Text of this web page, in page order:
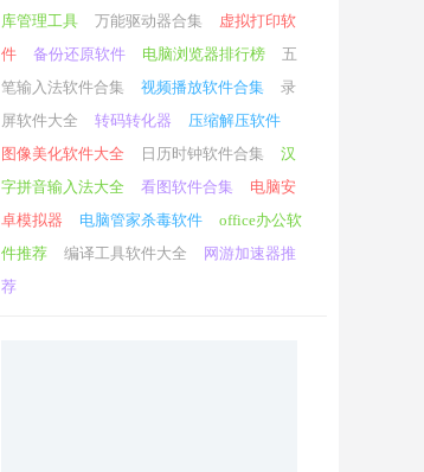
库管理工具
万能驱动器合集
虚拟打印软
件
备份还原软件 电脑浏览器排行榜
五
笔输入法软件合集
视频播放软件合集
录
屏软件大全
转码转化器
压缩解压软件
图像美化软件大全
日历时钟软件合集
汉
字拼音输入法大全
看图软件合集
电脑安
卓模拟器
电脑管家杀毒软件
office办公软
件推荐
编译工具软件大全
网游加速器推
荐